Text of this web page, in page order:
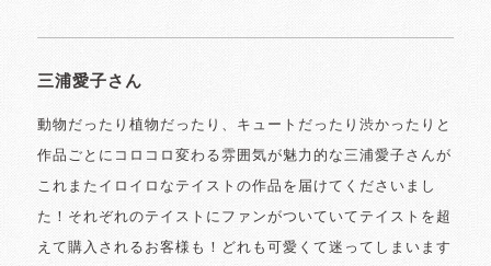
三浦愛子さん
動物だったり植物だったり、キュートだったり渋かったりと
作品ごとにコロコロ変わる雰囲気が魅力的な三浦愛子さんが
これまたイロイロなテイストの作品を届けてくださいまし
た！それぞれのテイストにファンがついていてテイストを超
えて購入されるお客様も！どれも可愛くて迷ってしまいます